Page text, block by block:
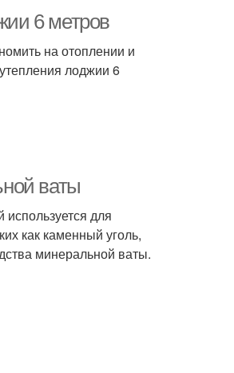
6 метров
на отоплении и
лоджии 6
ваты
для
как каменный уголь,
минеральной ваты.